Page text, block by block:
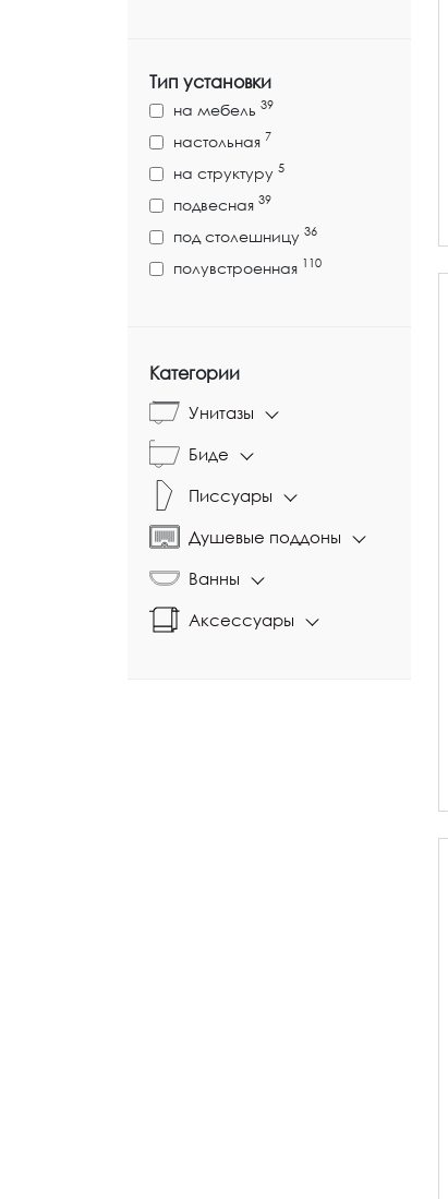
Тип установки
на мебель 39
настольная 7
на структуру 5
подвесная 39
под столешницу 36
полувстроенная 110
Категории
Унитазы
Биде
Писсуары
Душевые поддоны
Ванны
Аксессуары